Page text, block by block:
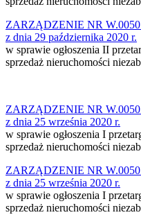
ZARZĄDZENIE NR
z dnia 29 października 2020 r.
w sprawie ogłoszenia II
sprzedaż nieruchomości
ZARZĄDZENIE NR
z dnia 25 września 2020 r.
w sprawie ogłoszenia I
sprzedaż nieruchomości
ZARZĄDZENIE NR
z dnia 25 września 2020 r.
w sprawie ogłoszenia I
sprzedaż nieruchomości